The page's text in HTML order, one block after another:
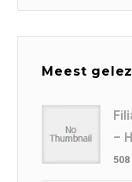
Meest
–